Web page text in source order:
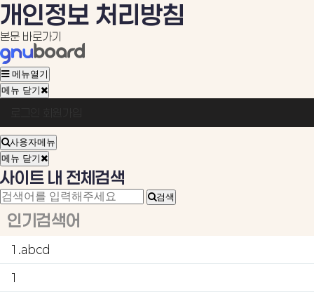
개인정보 처리방침
본문 바로가기
메뉴열기
메뉴 닫기
원
로
그
인
사용자메뉴
메뉴 닫기
사이트 내 전체검색
검색
인기검색어
1.abcd
1